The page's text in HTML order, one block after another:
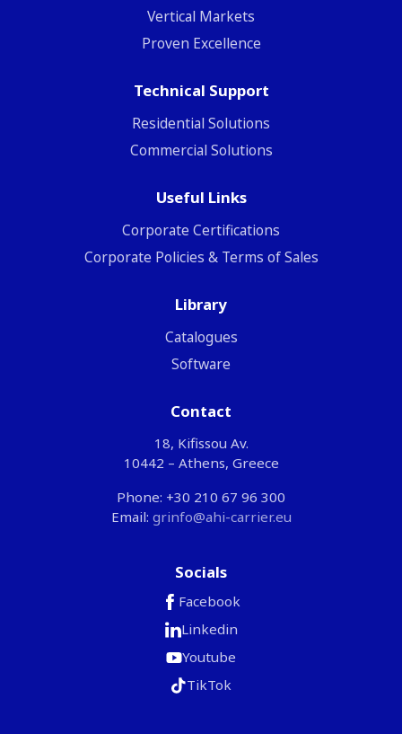
Vertical Markets
Proven Excellence
Technical Support
Residential Solutions
Commercial Solutions
Useful Links
Corporate Certifications
Corporate Policies & Terms of Sales
Library
Catalogues
Software
Contact
18, Kifissou Av.
10442 – Athens, Greece
Phone: +30 210 67 96 300
Email: grinfo@ahi-carrier.eu
Socials
Facebook
Linkedin
Youtube
TikTok